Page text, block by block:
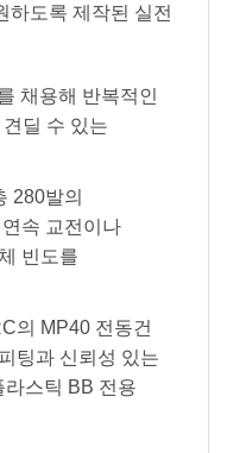
하도록 제작된 실전
채용해 반복적인
딜 수 있는
280발의
속 교전이나
빈도를
의 MP40 전동건
팅과 신뢰성 있는
라스틱 BB 전용